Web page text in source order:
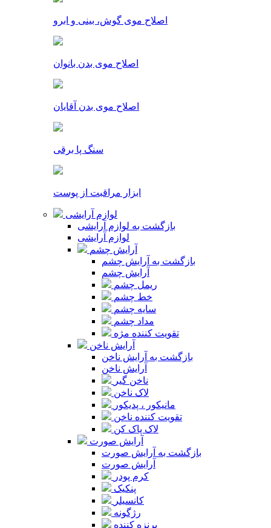
اصلاح موی گوش، بینی و ابرو
اصلاح موی بدن بانوان
اصلاح موی بدن آقایان
سنگ پا برقی
ابزار مراقبت از پوست
لوازم آرایشی
بازگشت به لوازم آرایشی
لوازم آرایشی
آرایش چشم
بازگشت به آرایش چشم
آرایش چشم
ریمل چشم
خط چشم
سایه چشم
مداد چشم
تقویت کننده مژه
آرایش ناخن
بازگشت به آرایش ناخن
آرایش ناخن
ناخن گیر
لاک ناخن
مانیکور ، پدیکور
تقویت کننده ناخن
لاک پاک کن
آرایش صورت
بازگشت به آرایش صورت
آرایش صورت
کرم پودر
پنکیک
کانسیلر
رژگونه
برنزه کننده